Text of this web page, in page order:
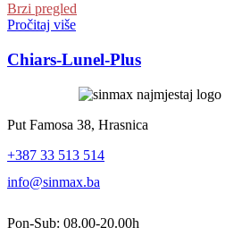
Brzi pregled
Pročitaj više
Chiars-Lunel-Plus
Put Famosa 38, Hrasnica
+387 33 513 514
info@sinmax.ba
Pon-Sub: 08.00-20.00h